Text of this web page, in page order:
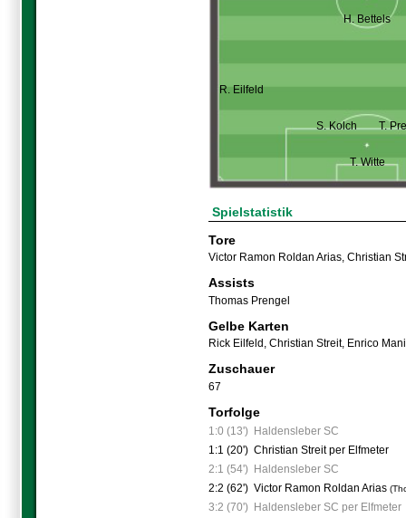
H. Bettels
R. Eilfeld
S. Kolch T.
T. Witte
Spielstatistik
Tore
Victor Ramon Roldan Arias, Christian
Assists
Thomas Prengel
Gelbe Karten
Rick Eilfeld , Christian Streit, Enrico
Zuschauer
67
Torfolge
1:0 (13') Haldensleber SC
1:1 (20') Christian Streit per Elfmeter
2:1 (54') Haldensleber SC
2:2 (62') Victor Ramon Roldan Arias
3:2 (70') Haldensleber SC per Elfmeter